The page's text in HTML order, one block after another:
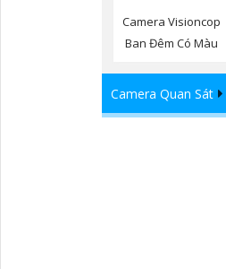
Camera Visioncop
Ban Đêm Có Màu
Camera Quan Sát